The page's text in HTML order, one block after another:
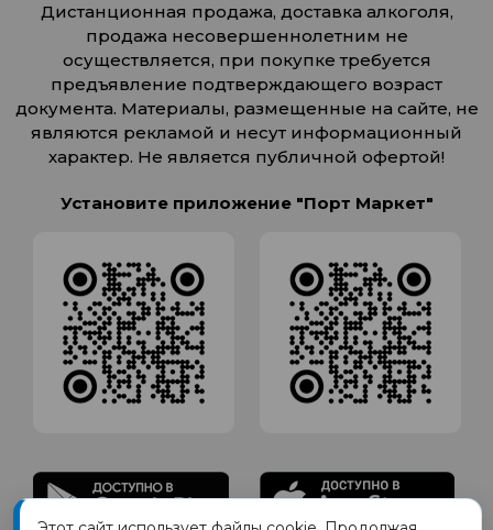
Дистанционная продажа, доставка алкоголя,
продажа несовершеннолетним не
осуществляется, при покупке требуется
предъявление подтверждающего возраст
документа. Материалы, размещенные на сайте, не
являются рекламой и несут информационный
характер. Не является публичной офертой!
Установите приложение "Порт Маркет"